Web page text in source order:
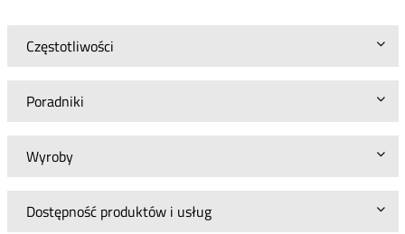
Częstotliwości
Poradniki
Wyroby
Dostępność produktów i usług